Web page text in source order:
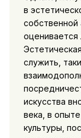
в
собственной
оценивается
служить,
искусства
века, в
культуры,